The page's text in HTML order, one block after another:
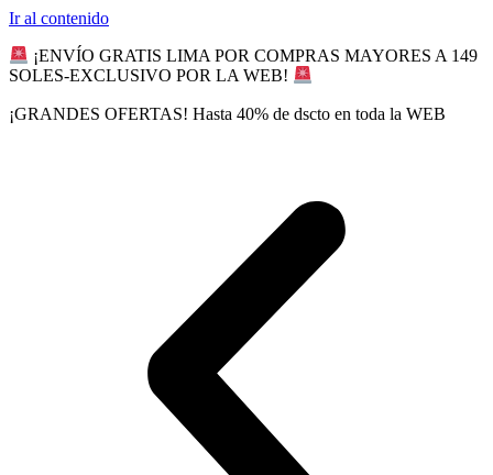
Ir al contenido
¡ENVÍO GRATIS LIMA POR COMPRAS MAYORES A 149
SOLES-EXCLUSIVO POR LA WEB!
¡GRANDES OFERTAS! Hasta 40% de dscto en toda la WEB